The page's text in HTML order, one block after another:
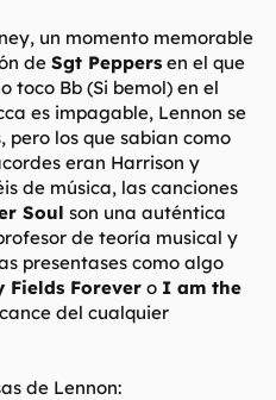
un momento memorable
de Sgt Peppers en el que
toco Bb (Si bemol) en el
es impagable, Lennon se
pero los que sabian como
eran Harrison y
de música, las canciones
Soul son una auténtica
de teoría musical y
presentases como algo
Fields Forever o I am the
del cualquier
de Lennon: